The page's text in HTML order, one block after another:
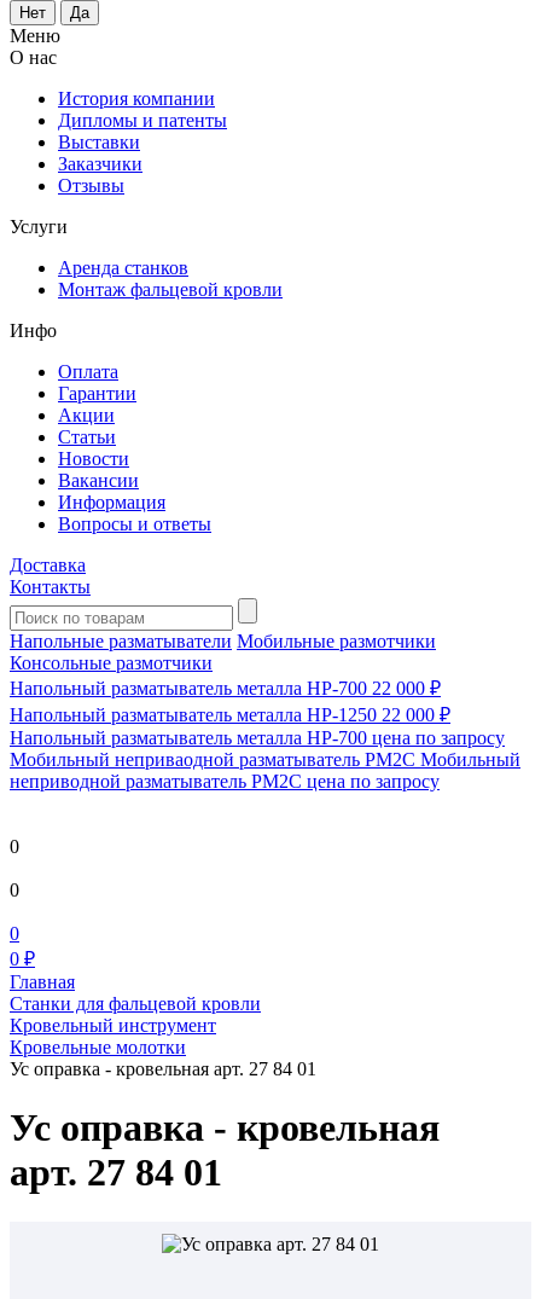
Нет Да
Меню
О нас
История компании
Дипломы и патенты
Выставки
Заказчики
Отзывы
Услуги
Аренда станков
Монтаж фальцевой кровли
Инфо
Оплата
Гарантии
Акции
Статьи
Новости
Вакансии
Информация
Вопросы и ответы
Доставка
Контакты
Напольные разматыватели Мобильные размотчики
Консольные размотчики
Напольный разматыватель металла HP-700 22 000 ₽
Напольный разматыватель металла HP-1250 22 000 ₽
Напольный разматыватель металла HP-700 цена по запросу
Мобильный непривaодной разматыватель РМ2С Мобильный
неприводной разматыватель РМ2С цена по запросу
0
0
0
0 ₽
Главная
Станки для фальцевой кровли
Кровельный инструмент
Кровельные молотки
Ус оправка - кровельная арт. 27 84 01
Ус оправка - кровельная
арт. 27 84 01